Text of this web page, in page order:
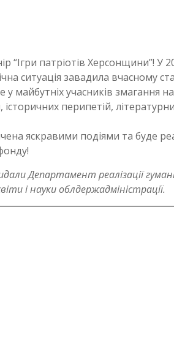
“Ігри патріотів Херсонщини”! У
ситуація завадила вчасному
майбутніх учасників змагання
перипетій,
яскравими подіями та буде
Департамент реалізації
і науки облдержадміністрації.